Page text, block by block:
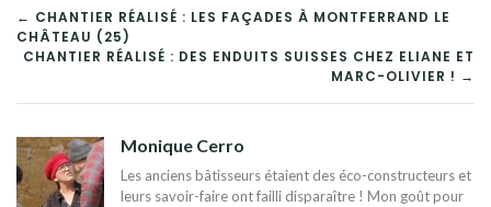
NAVIGATION
DE
L’ARTICLE
← CHANTIER RÉALISÉ : LES FAÇADES À MONTFERRAND LE
CHÂTEAU (25)
CHANTIER RÉALISÉ : DES ENDUITS SUISSES CHEZ ELIANE ET
MARC-OLIVIER ! →
Monique Cerro
Les anciens bâtisseurs étaient des éco-constructeurs et
leurs savoir-faire ont failli disparaître ! Mon goût pour